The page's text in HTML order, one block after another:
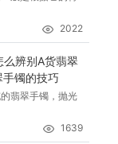
2022
么辨别A货翡翠
镯的技巧
翡翠手镯，抛光
1639